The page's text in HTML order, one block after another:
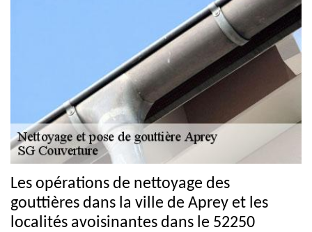
Les opérations de nettoyage des
gouttières dans la ville de Aprey et les
localités avoisinantes dans le 52250